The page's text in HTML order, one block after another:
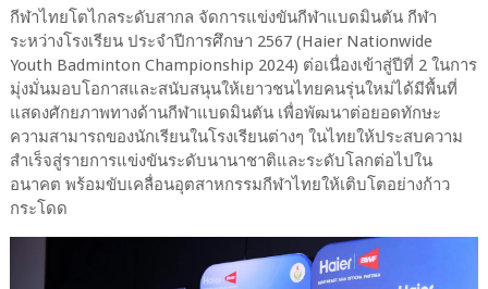
กีฬาไทยโตไกลระดับสากล จัดการแข่งขันกีฬาแบดมินตัน กีฬา
ระหว่างโรงเรียน ประจำปีการศึกษา 2567 (Haier Nationwide
Youth Badminton Championship 2024) ต่อเนื่องเข้าสู่ปีที่ 2 ในการ
มุ่งมั่นมอบโอกาสและสนับสนุนให้เยาวชนไทยคนรุ่นใหม่ได้มีพื้นที่
แสดงศักยภาพทางด้านกีฬาแบดมินตัน เพื่อพัฒนาต่อยอดทักษะ
ความสามารถของนักเรียนในโรงเรียนต่างๆ ในไทยให้ประสบความ
สำเร็จสู่รายการแข่งขันระดับนานาชาติและระดับโลกต่อไปใน
อนาคต พร้อมขับเคลื่อนอุตสาหกรรมกีฬาไทยให้เติบโตอย่างก้าว
กระโดด